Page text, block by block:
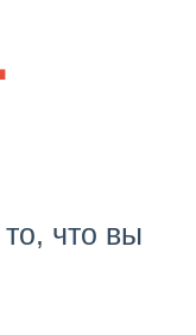
что вы